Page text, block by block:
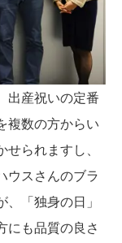
産祝いの定番
複数の方からい
られますし、
ウスさんのブラ
「独身の日」
にも品質の良さ